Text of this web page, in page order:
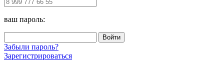
ваш пароль:
Забыли пароль?
Зарегистрироваться